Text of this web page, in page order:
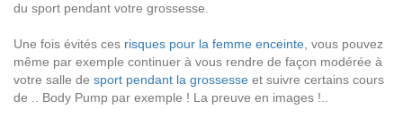
du sport pendant votre grossesse.
Une fois évités ces risques pour la femme enceinte , vous pouvez
même par exemple continuer à vous rendre de façon modérée à
votre salle de sport pendant la grossesse et suivre certains cours
de .. Body Pump par exemple ! La preuve en images !..